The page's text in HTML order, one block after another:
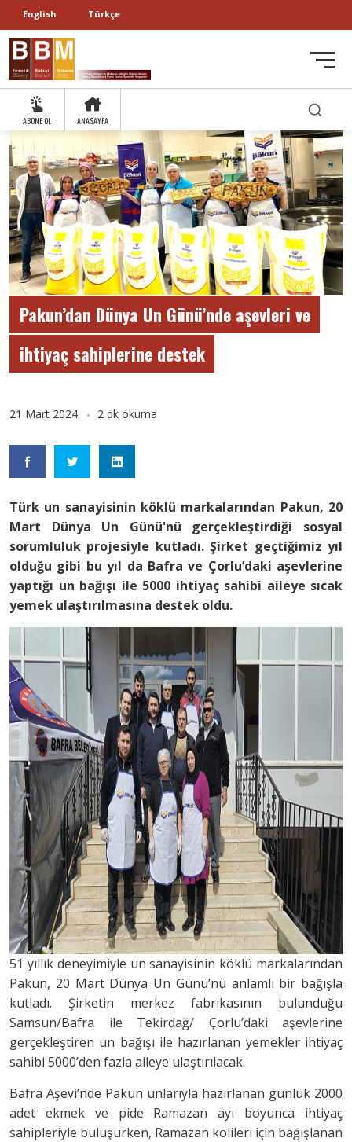
English Türkçe
ABONE OL ANASAYFA
Pakun’dan Dünya Un Günü’nde aşevleri ve
ihtiyaç sahiplerine destek
21 Mart 2024 2 dk okuma
Türk un sanayisinin köklü markalarından Pakun, 20
Mart Dünya Un Günü'nü gerçekleştirdiği sosyal
sorumluluk projesiyle kutladı. Şirket geçtiğimiz yıl
olduğu gibi bu yıl da Bafra ve Çorlu’daki aşevlerine
yaptığı un bağışı ile 5000 ihtiyaç sahibi aileye sıcak
yemek ulaştırılmasına destek oldu.
51 yıllık deneyimiyle un sanayisinin köklü markalarından
Pakun, 20 Mart Dünya Un Günü’nü anlamlı bir bağışla
kutladı. Şirketin merkez fabrikasının bulunduğu
Samsun/Bafra ile Tekirdağ/ Çorlu’daki aşevlerine
gerçekleştiren un bağışı ile hazırlanan yemekler ihtiyaç
sahibi 5000’den fazla aileye ulaştırılacak.
Bafra Aşevi’nde Pakun unlarıyla hazırlanan günlük 2000
adet ekmek ve pide Ramazan ayı boyunca ihtiyaç
sahipleriyle buluşurken, Ramazan kolileri için bağışlanan